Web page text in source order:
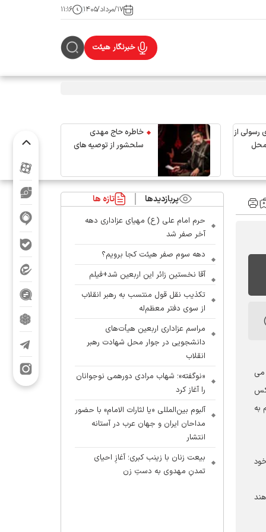
۱۷/مرداد/۱۴۰۵ ۱۱:۱۶
خبرنگار هیئت
رسولی از
خاطره حاج مهدی
سلحشور از توصیه های
مى‏
كس
به
پربازدیدها تازه ها
حرم امام علی (ع) مهیای عزاداری دهه
آخر صفر شد
دهه سوم صفر هیئت کجا برویم؟
آقا نخستین زائر این اربعین شد+فیلم
تکذیب نقل قول منتسب به رهبر انقلاب
از سوی دفتر معظم‌له
مراسم عزاداری اربعین هیأت‌های
دانشجویی در جوار محل شهادت رهبر
انقلاب
«نوگفته»؛ شهاب مرادی دورهمی نوجوانان
را آغاز کرد
آلبوم بین‌المللی «یا لثارات الامام» با حضور
مداحان ایران و جهان عرب در آستانه
انتشار
بیعت زنان با زینب کبری؛ آغازِ احیای
تمدنِ مهدوی به دستِ زن